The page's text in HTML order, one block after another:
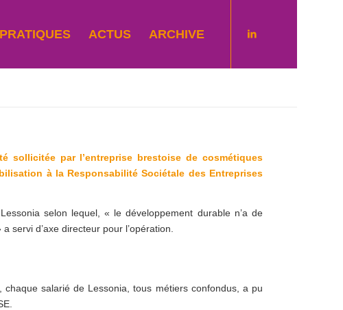
ACTUS ARCHIVE
sollicitée par l’entreprise brestoise de cosmétiques
à la Responsabilité Sociétale des Entreprises
selon lequel, « le développement durable n’a de
servi d’axe directeur pour l’opération.
salarié de Lessonia, tous métiers confondus, a pu